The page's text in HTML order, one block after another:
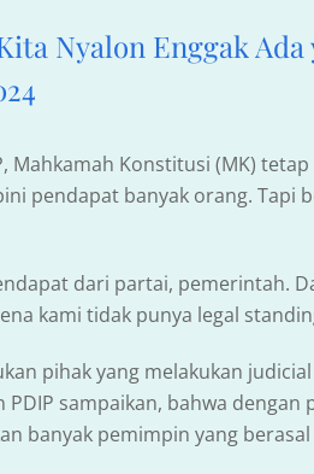
Nyalon Enggak Ada
Mahkamah Konstitusi (MK)
pendapat banyak orang. Tapi
dari partai, pemerintah.
kami tidak punya legal
pihak yang melakukan
PDIP sampaikan, bahwa
banyak pemimpin yang